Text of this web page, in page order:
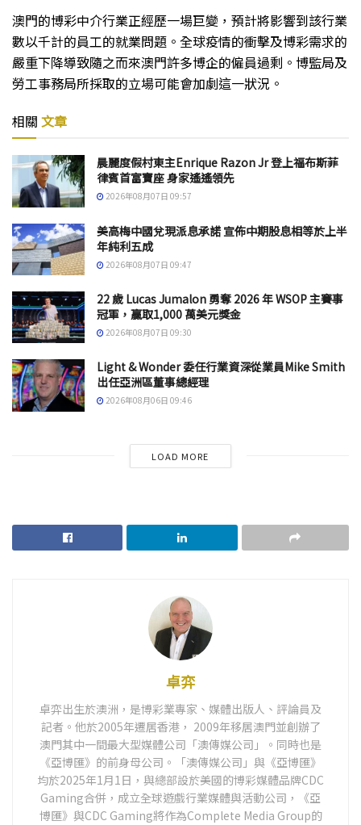
澳門的博彩中介行業正經歷一場巨變，預計將影響到該行業
數以千計的員工的就業問題。全球疫情的衝擊及博彩需求的
嚴重下降導致隨之而來澳門許多博企的僱員過剩。博監局及
勞工事務局所採取的立場可能會加劇這一狀況。
相關 文章
晨麗度假村東主Enrique Razon Jr 登上福布斯菲
律賓首富寶座 身家遙遙領先
2026年08月07日 09:57
美高梅中國兌現派息承諾 宣佈中期股息相等於上半
年純利五成
2026年08月07日 09:47
22 歲 Lucas Jumalon 勇奪 2026 年 WSOP 主賽事
冠軍，贏取1,000 萬美元獎金
2026年08月07日 09:30
Light & Wonder 委任行業資深從業員Mike Smith
出任亞洲區董事總經理
2026年08月06日 09:46
LOAD MORE
卓弈
卓弈出生於澳洲，是博彩業專家、媒體出版人、評論員及
記者。他於2005年遷居香港， 2009年移居澳門並創辦了
澳門其中一間最大型媒體公司「澳傳媒公司」。同時也是
《亞博匯》的前身母公司。「澳傳媒公司」與《亞博匯》
均於2025年1月1日，與總部設於美國的博彩媒體品牌CDC
Gaming合併，成立全球遊戲行業媒體與活動公司，《亞
博匯》與CDC Gaming將作為Complete Media Group的